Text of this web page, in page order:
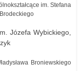
im. Stefana
Józefa Wybickiego,
Broniewskiego